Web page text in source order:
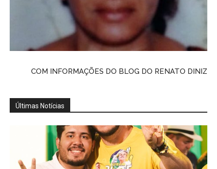
COM INFORMAÇÕES DO BLOG DO RENATO DINIZ
Últimas Notícias